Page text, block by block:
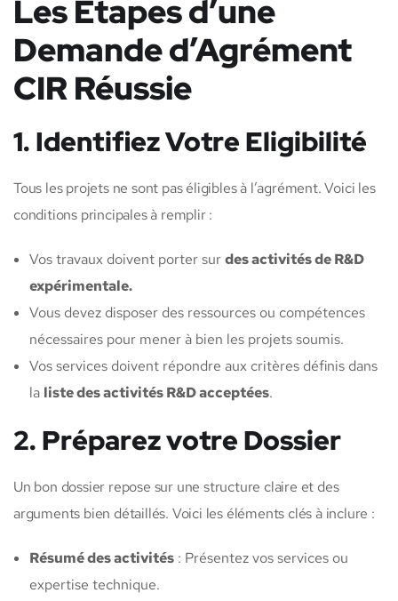
Les Étapes d’une
Demande d’Agrément
CIR Réussie
1. Identifiez Votre Eligibilité
Tous les projets ne sont pas éligibles à l’agrément. Voici les
conditions principales à remplir :
Vos travaux doivent porter surdes activités de R&D
expérimentale.
Vous devez disposer des ressources ou compétences
nécessaires pour mener à bien les projets soumis.
Vos services doivent répondre aux critères définis dans
la liste des activités R&D acceptées.
2. Préparez votre Dossier
Un bon dossier repose sur une structure claire et des
arguments bien détaillés. Voici les éléments clés à inclure :
Résumé des activités : Présentez vos services ou
expertise technique.